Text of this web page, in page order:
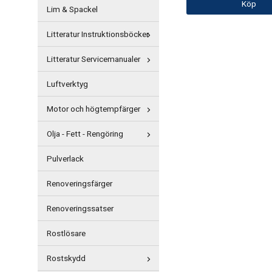
Lim & Spackel
Litteratur Instruktionsböcker
Litteratur Servicemanualer
Luftverktyg
Motor och högtempfärger
Olja - Fett - Rengöring
Pulverlack
Renoveringsfärger
Renoveringssatser
Rostlösare
Rostskydd
Köp